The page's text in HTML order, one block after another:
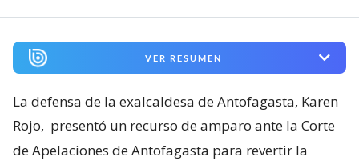
VER RESUMEN
La defensa de la exalcaldesa de Antofagasta, Karen
Rojo, presentó un recurso de amparo ante la Corte
de Apelaciones de Antofagasta para revertir la